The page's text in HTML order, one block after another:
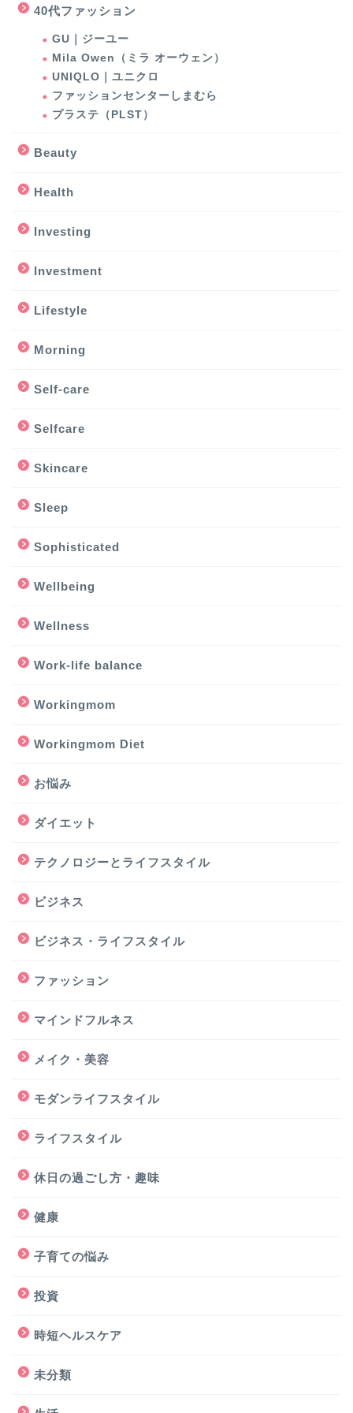
40代ファッション
GU｜ジーユー
Mila Owen（ミラ オーウェン）
UNIQLO｜ユニクロ
ファッションセンターしまむら
プラステ（PLST）
Beauty
Health
Investing
Investment
Lifestyle
Morning
Self-care
Selfcare
Skincare
Sleep
Sophisticated
Wellbeing
Wellness
Work-life balance
Workingmom
Workingmom Diet
お悩み
ダイエット
テクノロジーとライフスタイル
ビジネス
ビジネス・ライフスタイル
ファッション
マインドフルネス
メイク・美容
モダンライフスタイル
ライフスタイル
休日の過ごし方・趣味
健康
子育ての悩み
投資
時短ヘルスケア
未分類